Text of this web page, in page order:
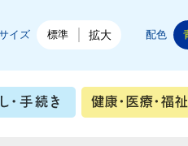
ームページ
イズ 標準 拡大 配色
くらし・手続き